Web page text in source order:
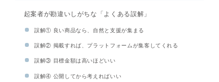
起案者が勘違いしがちな「よくある誤解」
誤解① 良い商品なら、自然と支援が集まる
誤解② 掲載すれば、プラットフォームが集客してくれる
誤解③ 目標金額は高いほどいい
誤解④ 公開してから考えればいい